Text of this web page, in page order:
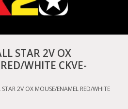
STAR 2V OX
WHITE CKVE-
2V OX MOUSE/ENAMEL RED/WHITE